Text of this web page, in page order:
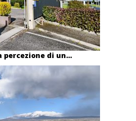
percezione di un...